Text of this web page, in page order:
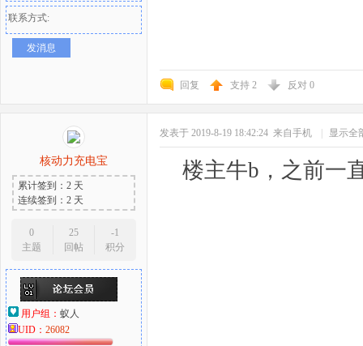
联系方式:
发消息
回复 支持 2 反对 0
核动力充电宝
累计签到：2 天
连续签到：2 天
0
主题
25
回帖
-1
积分
用户组： 蚁人
UID： 26082
发表于 2019-8-19 18:42:24 来自手机 显示全
楼主牛b，之前一